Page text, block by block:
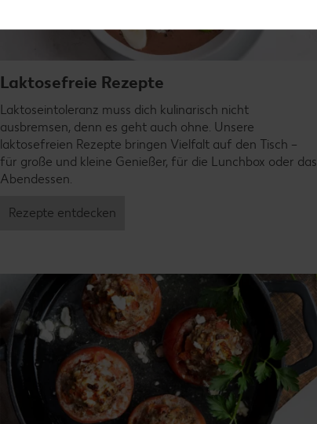
Laktosefreie Rezepte
Laktoseintoleranz muss dich kulinarisch nicht
ausbremsen, denn es geht auch ohne. Unsere
laktosefreien Rezepte bringen Vielfalt auf den Tisch –
für große und kleine Genießer, für die Lunchbox oder das
Abendessen.
Rezepte entdecken